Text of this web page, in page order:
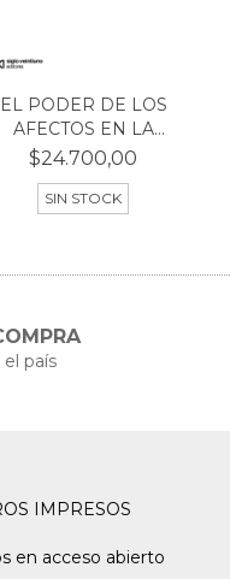
EL PODER DE LOS
AFECTOS EN LA
POLÍTICA
$24.700,00
SIN STOCK
país
IMPRESOS
en acceso abierto